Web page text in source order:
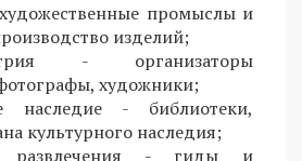
промыслы и
изделий;
- организаторы
художники;
наследие - библиотеки,
культурного наследия;
- гиды и